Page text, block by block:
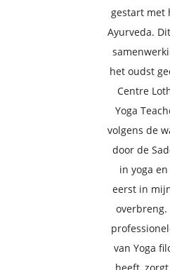
gestart met
Ayurveda.
het oudst
Centre
Yoga
volgens de
door de
in yoga
eerst in
van Yoga